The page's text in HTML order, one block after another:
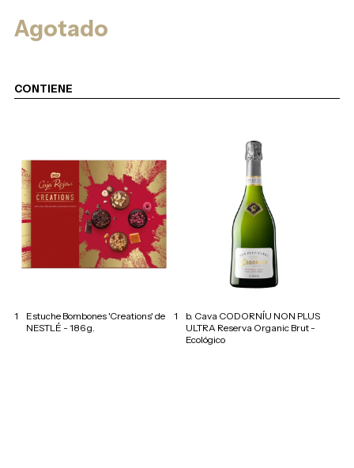
Agotado
CONTIENE
1
Estuche Bombones 'Creations' de
NESTLÉ - 186 g.
1
b. Cava CODORNÍU NON PLUS
ULTRA Reserva Organic Brut -
Ecológico